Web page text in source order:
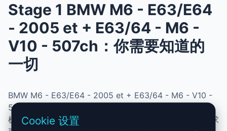
Stage 1 BMW M6 - E63/E64
- 2005 et + E63/64 - M6 -
V10 - 507ch：你需要知道的
一切
BMW M6 - E63/E64 - 2005 et + E63/64 - M6 - V10 -
507ch 的 Stage 1 升级结合了性能、安全与简便性。无需
机械改动，即可提升动力、扭矩并优化油耗。非常适合追求
Cookie 设置